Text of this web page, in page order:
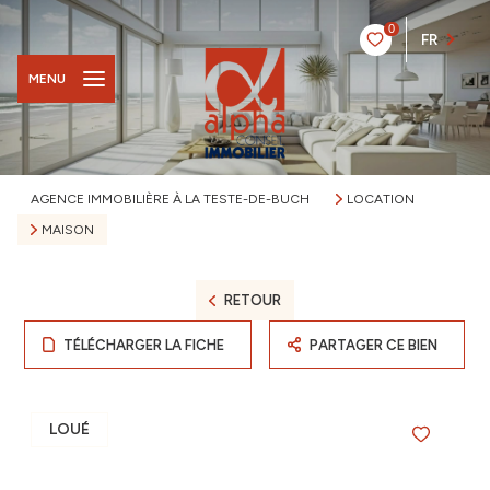
0
FR
MENU
AGENCE IMMOBILIÈRE À LA TESTE-DE-BUCH
LOCATION
MAISON
RETOUR
TÉLÉCHARGER LA FICHE PARTAGER CE BIEN
LOUÉ